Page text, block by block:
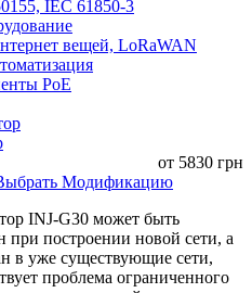
IEC 61850-3
вещей, LoRaWAN
PoE
от 5830 грн
Модификацию
INJ-G30 может быть
при построении новой сети, а
в уже существующие сети,
проблема ограниченного